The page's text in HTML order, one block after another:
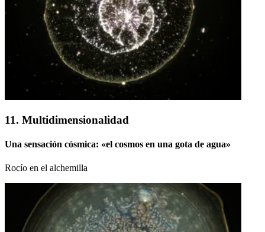
11. Multidimensionalidad
Una sensación cósmica: «el cosmos en una gota de agua»
Rocío en el alchemilla